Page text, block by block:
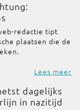
redactie tipt
plaatsen die de
Lees meer
dagelijks
in nazitijd